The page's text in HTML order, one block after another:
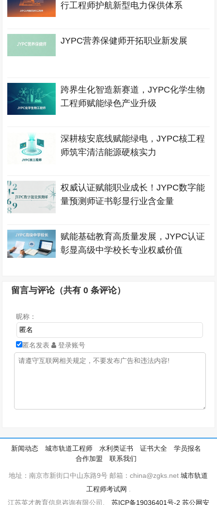
行工程师护航新型电力保供体系
JYPC营养保健师开拓职业新发展
跨界生化智造新赛道，JYPC化学生物
工程师赋能绿色产业升级
深耕核安底线赋能绿电，JYPC核工程
师筑牢清洁能源硬核实力
权威认证赋能职业成长！JYPC数字能
量预测师证书彰显行业含金量
赋能基础教育高质量发展，JYPC认证
彰显高级中学校长专业权威价值
留言与评论（共有0 条评论）
昵称：
匿名发表 登录账号
新闻动态 城市轨道工程师 水利类证书 证书大全
学员报名
合作加盟
联系我们
地址：南京市新街口中山东路9号 邮箱：china@zgks.net城市轨道
工程师考试网
江苏英才教育信息咨询有限公司. 苏ICP备19036401号-2 苏公网安